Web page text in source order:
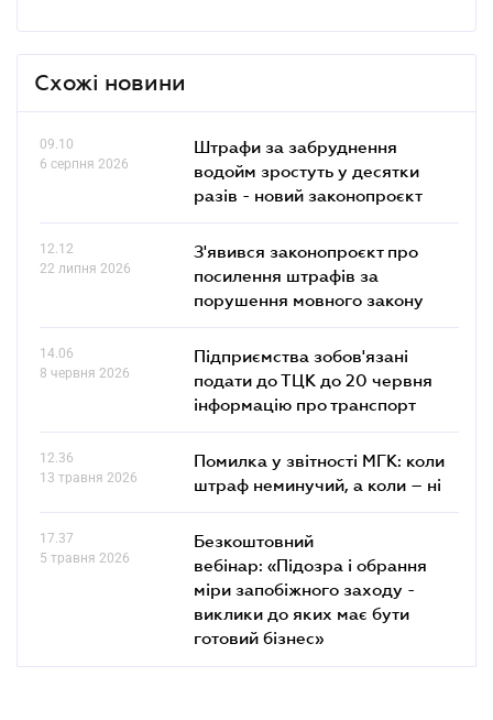
Схожі новини
09.10
6 серпня 2026
Штрафи за забруднення
водойм зростуть у десятки
разів - новий законопроєкт
12.12
22 липня 2026
З'явився законопроєкт про
посилення штрафів за
порушення мовного закону
14.06
8 червня 2026
Підприємства зобов'язані
подати до ТЦК до 20 червня
інформацію про транспорт
12.36
13 травня 2026
Помилка у звітності МГК: коли
штраф неминучий, а коли – ні
17.37
5 травня 2026
Безкоштовний
вебінар: «Підозра і обрання
міри запобіжного заходу -
виклики до яких має бути
готовий бізнес»